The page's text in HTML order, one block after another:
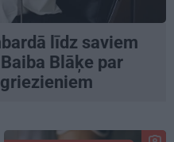
līdz saviem
Blāķe par